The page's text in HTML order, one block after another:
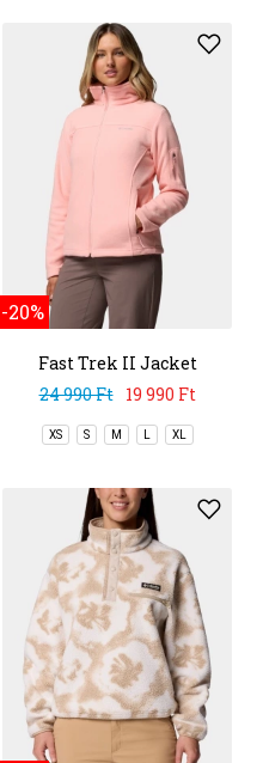
-20%
Fast Trek II Jacket
24 990 Ft
19 990 Ft
XS S M L XL